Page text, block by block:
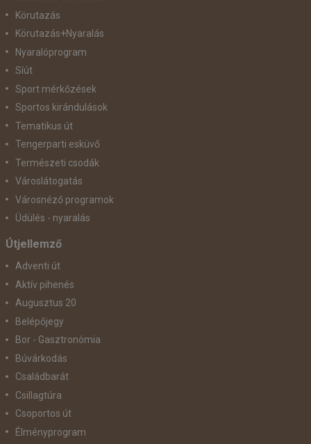
Körutazás
Körutazás+Nyaralás
Nyaralóprogram
Síút
Sport mérkőzések
Sportos kirándulások
Tematikus út
Tengerparti esküvő
Természeti csodák
Városlátogatás
Városnéző programok
Üdülés - nyaralás
Útjellemző
Adventi út
Aktív pihenés
Augusztus 20
Belépőjegy
Bor - Gasztronómia
Búvárkodás
Családbarát
Csillagtúra
Csoportos út
Élményprogram